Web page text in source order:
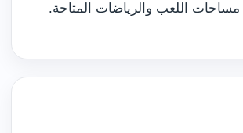
مساحات اللعب والرياضات المتاحة.